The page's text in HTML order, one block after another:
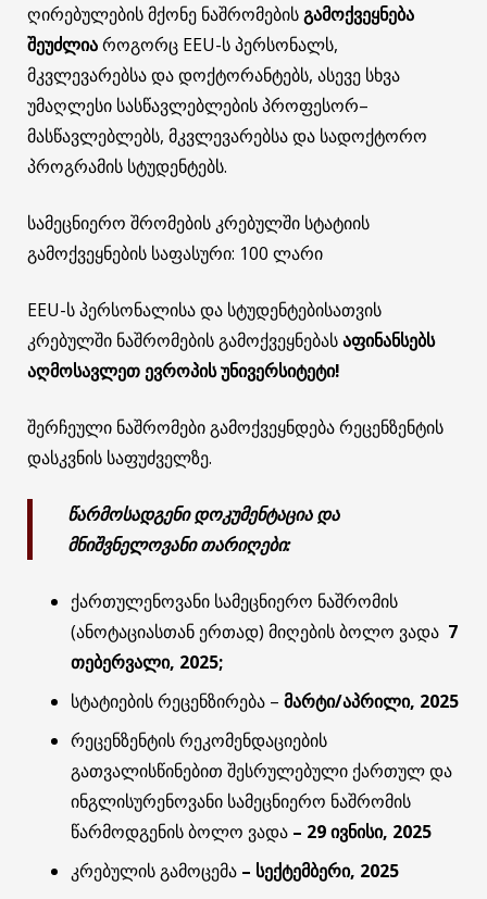
ღირებულების მქონე ნაშრომებისგამოქვეყნება
შეუძლიაროგორც EEU-ს პერსონალს,
მკვლევარებსა და დოქტორანტებს, ასევე სხვა
უმაღლესი სასწავლებლების პროფესორ–
მასწავლებლებს, მკვლევარებსა და სადოქტორო
პროგრამის სტუდენტებს.
სამეცნიერო შრომების კრებულში სტატიის
გამოქვეყნების საფასური: 100 ლარი
EEU-ს პერსონალისა და სტუდენტებისათვის
კრებულში ნაშრომების გამოქვეყნებასაფინანსებს
აღმოსავლეთევროპისუნივერსიტეტი!
შერჩეული ნაშრომები გამოქვეყნდება რეცენზენტის
დასკვნის საფუძველზე.
წარმოსადგენი დოკუმენტაცია და
მნიშვნელოვანი თარიღები:
ქართულენოვანი სამეცნიერო ნაშრომის
(ანოტაციასთან ერთად) მიღების ბოლო ვადა 7
თებერვალი, 2025;
სტატიების რეცენზირება – მარტი/აპრილი, 2025
რეცენზენტის რეკომენდაციების
გათვალისწინებით შესრულებული ქართულ და
ინგლისურენოვანი სამეცნიერო ნაშრომის
წარმოდგენის ბოლო ვადა – 29 ივნისი, 2025
კრებულის გამოცემა – სექტემბერი, 2025